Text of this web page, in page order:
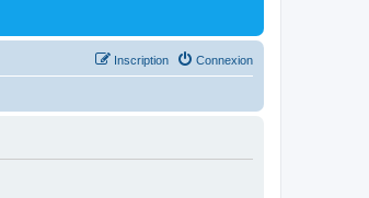
Connexion
Inscription